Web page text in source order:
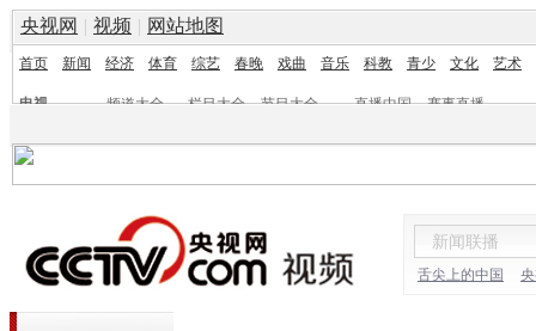
央视网 | 视频 | 网站地图
首页 新闻 经济 体育 综艺 春晚 戏曲 音乐 科教 青少 文化 艺术
电视 频道大全 栏目大全 节目大全 直播中国
赛事直播
舌尖上的中国